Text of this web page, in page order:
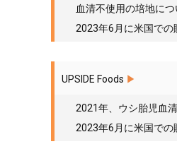
血清不使用の培地に
2023年6月に米国での
UPSIDE Foods ▶︎
2021年、ウシ胎児血
2023年6月に米国での